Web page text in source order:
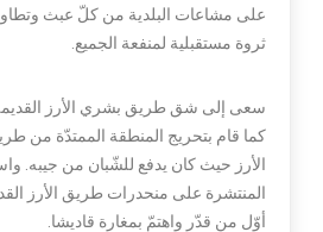
على مشاعات البلدية من كلّ عبث
ثروة مستقبلية لمنفعة الجميع.
سعى إلى شق طريق بشري الأرز
كما قام بتحريج المنطقة الممتدّة من
الأرز حيث كان يدفع للشّبان من جيبه.
المنتشرة على منحدرات طريق الأرز
أوّل من قدّر واهتمّ بمغارة قاديشا.